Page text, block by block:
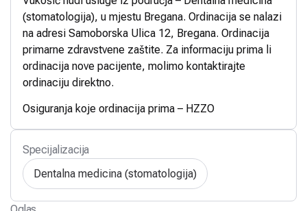
(stomatologija), u mjestu Bregana. Ordinacija se nalazi
na adresi Samoborska Ulica 12, Bregana. Ordinacija
primarne zdravstvene zaštite. Za informaciju prima li
ordinacija nove pacijente, molimo kontaktirajte
ordinaciju direktno.
Osiguranja koje ordinacija prima – HZZO
Specijalizacija
Dentalna medicina (stomatologija)